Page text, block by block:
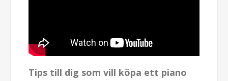
Tips till dig som vill köpa ett piano